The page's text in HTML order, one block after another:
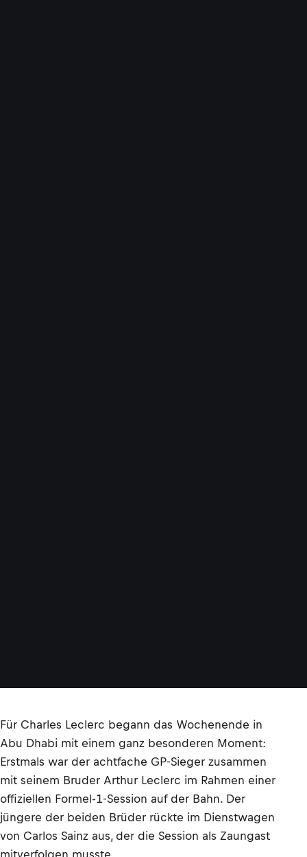
Für Charles Leclerc begann das Wochenende in
Abu Dhabi mit einem ganz besonderen Moment:
Erstmals war der achtfache GP-Sieger zusammen
mit seinem Bruder Arthur Leclerc im Rahmen einer
offiziellen Formel-1-Session auf der Bahn. Der
jüngere der beiden Brüder rückte im Dienstwagen
von Carlos Sainz aus, der die Session als Zaungast
mitverfolgen musste.